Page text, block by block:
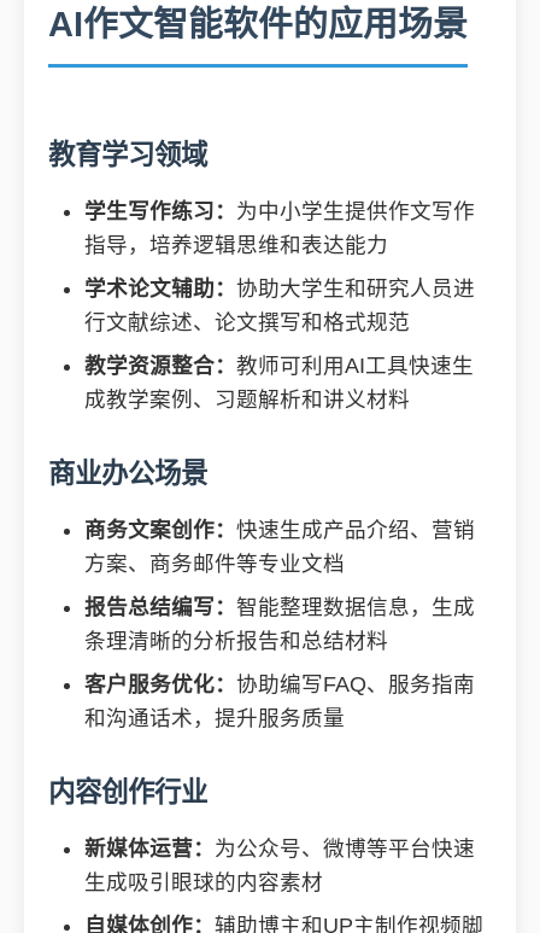
AI作文智能软件的应用场景
教育学习领域
学生写作练习： 为中小学生提供作文写作
指导，培养逻辑思维和表达能力
学术论文辅助： 协助大学生和研究人员进
行文献综述、论文撰写和格式规范
教学资源整合： 教师可利用AI工具快速生
成教学案例、习题解析和讲义材料
商业办公场景
商务文案创作： 快速生成产品介绍、营销
方案、商务邮件等专业文档
报告总结编写： 智能整理数据信息，生成
条理清晰的分析报告和总结材料
客户服务优化： 协助编写FAQ、服务指南
和沟通话术，提升服务质量
内容创作行业
新媒体运营： 为公众号、微博等平台快速
生成吸引眼球的内容素材
自媒体创作： 辅助博主和UP主制作视频脚